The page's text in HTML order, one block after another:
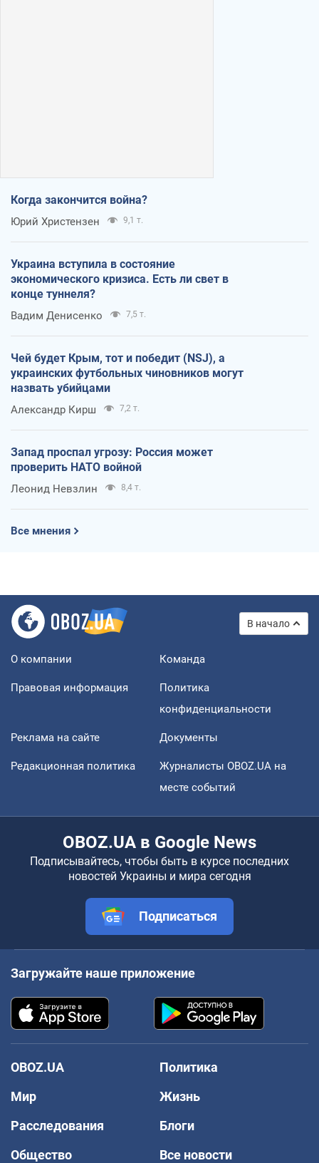
Когда закончится война?
Юрий Христензен 9,1 т.
Украина вступила в состояние
экономического кризиса. Есть ли свет в
конце туннеля?
Вадим Денисенко 7,5 т.
Чей будет Крым, тот и победит (NSJ), а
украинских футбольных чиновников могут
назвать убийцами
Александр Кирш 7,2 т.
Запад проспал угрозу: Россия может
проверить НАТО войной
Леонид Невзлин 8,4 т.
Все мнения
В начало
О компании Команда
Правовая информация
Политика
конфиденциальности
Реклама на сайте Документы
Редакционная политика
Журналисты OBOZ.UA на
месте событий
OBOZ.UA в Google News
Подписывайтесь, чтобы быть в курсе последних
новостей Украины и мира сегодня
Подписаться
Загружайте наше приложение
OBOZ.UA
Политика
Мир
Жизнь
Расследования
Блоги
Общество
Все новости